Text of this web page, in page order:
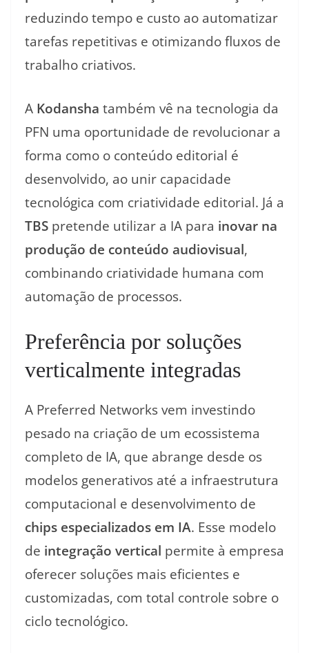
reduzindo tempo e custo ao automatizar
tarefas repetitivas e otimizando fluxos de
trabalho criativos.
A Kodansha também vê na tecnologia da
PFN uma oportunidade de revolucionar a
forma como o conteúdo editorial é
desenvolvido, ao unir capacidade
tecnológica com criatividade editorial. Já a
TBS pretende utilizar a IA para inovar na
produção de conteúdo audiovisual,
combinando criatividade humana com
automação de processos.
Preferência por soluções
verticalmente integradas
A Preferred Networks vem investindo
pesado na criação de um ecossistema
completo de IA, que abrange desde os
modelos generativos até a infraestrutura
computacional e desenvolvimento de
chips especializados em IA. Esse modelo
de integração vertical permite à empresa
oferecer soluções mais eficientes e
customizadas, com total controle sobre o
ciclo tecnológico.